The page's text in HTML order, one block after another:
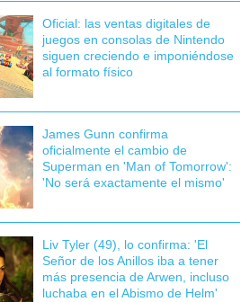
Oficial: las ventas digitales de
juegos en consolas de Nintendo
siguen creciendo e imponiéndose
al formato físico
James Gunn confirma
oficialmente el cambio de
Superman en 'Man of Tomorrow':
'No será exactamente el mismo'
Liv Tyler (49), lo confirma: 'El
Señor de los Anillos iba a tener
más presencia de Arwen, incluso
luchaba en el Abismo de Helm'